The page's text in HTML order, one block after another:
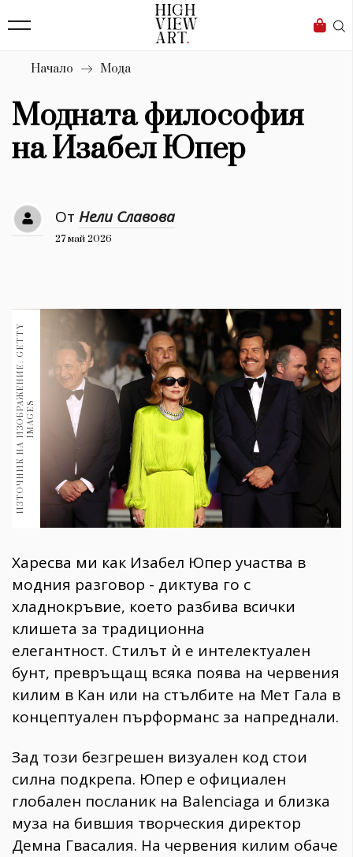
Бизнес
Мода
Dialogue
Изкуство
4340
Красота
777
Книги 1188
30+ 1970
Гурме 1710
Пътувай
Здраве 389
Gentlemen
382
Wellness
1817
ПОСЛЕДВАЙТЕ
НИ
Начало Мода
Модната философия
на Изабел Юпер
От Нели Славова
27 май 2026
И
З
Т
О
Ч
Н
И
К
Н
А
И
З
О
Б
РА
Ж
Е
Н
И
Е
:
G
E
T
T
Y
I
M
A
G
ES
Харесва ми как Изабел Юпер участва в
модния разговор - диктува го с
хладнокръвие, което разбива всички
клишета за традиционна
елегантност. Стилът ѝ е интелектуален
бунт, превръщащ всяка поява на червения
килим в Кан или на стълбите на Мет Гала в
концептуален пърформанс за напреднали.
​Зад този безгрешен визуален код стои
силна подкрепа. Юпер е официален
глобален посланик на Balenciaga и близка
муза на бившия творческия директор
Демна Гвасалия. На червения килим обаче